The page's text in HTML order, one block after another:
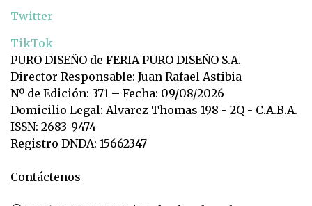
Twitter
TikTok
PURO DISEÑO de FERIA PURO DISEÑO S.A.
Director Responsable: Juan Rafael Astibia
Nº de Edición: 371 – Fecha: 09/08/2026
Domicilio Legal: Alvarez Thomas 198 - 2Q - C.A.B.A.
ISSN: 2683-9474
Registro DNDA: 15662347
Contáctenos